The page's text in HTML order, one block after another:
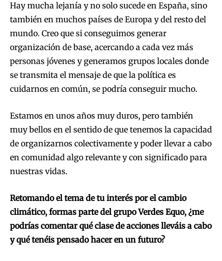
Hay mucha lejanía y no solo sucede en España, sino
también en muchos países de Europa y del resto del
mundo. Creo que si conseguimos generar
organización de base, acercando a cada vez más
personas jóvenes y generamos grupos locales donde
se transmita el mensaje de que la política es
cuidarnos en común, se podría conseguir mucho.
Estamos en unos años muy duros, pero también
muy bellos en el sentido de que tenemos la capacidad
de organizarnos colectivamente y poder llevar a cabo
en comunidad algo relevante y con significado para
nuestras vidas.
Retomando el tema de tu interés por el cambio
climático, formas parte del grupo Verdes Equo, ¿me
podrías comentar qué clase de acciones lleváis a cabo
y qué tenéis pensado hacer en un futuro?